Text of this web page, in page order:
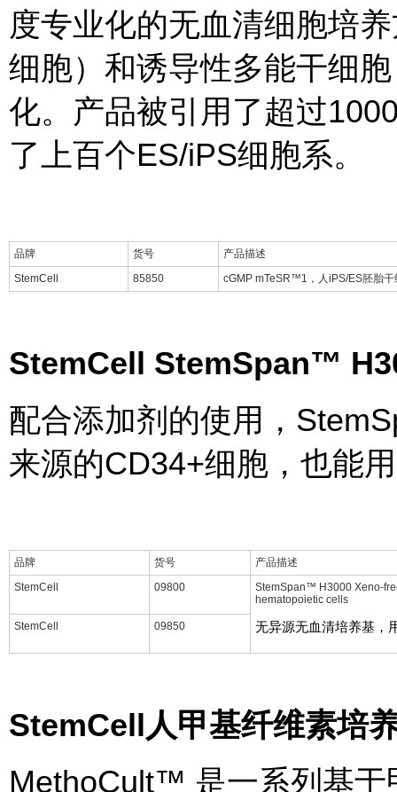
度专业化的无血清细胞培
细胞）和诱导性多能干细
化。产品被引用了超过
了上百个ES/iPS细胞系。
品牌 货号
产品描述
StemCell
85850 cGMP mTeSR™1，人iPS/ES胚胎干
StemCell StemSpan™
配合添加剂的使用，
来源的CD34+细胞，也能
品牌 货号
产品描述
StemCell
09800
StemSpan™ H3000 Xeno-
hematopoietic cells
无异源无血清培养基，
StemCell 09850
StemCell人甲基纤维素培
MethoCult™ 是一系列基于